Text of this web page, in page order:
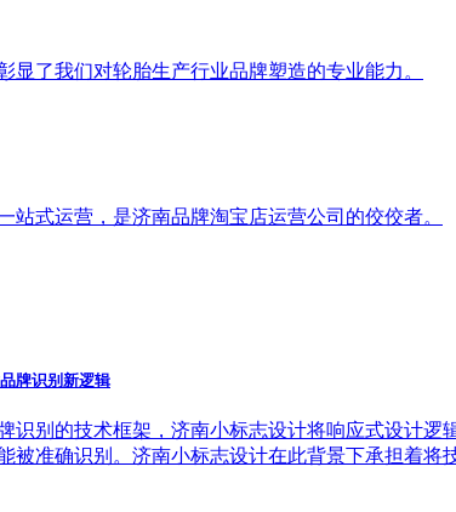
显了我们对轮胎生产行业品牌塑造的专业能力。
站式运营，是济南品牌淘宝店运营公司的佼佼者。
牌识别新逻辑
识别的技术框架，济南小标志设计将响应式设计
被准确识别。济南小标志设计在此背景下承担着